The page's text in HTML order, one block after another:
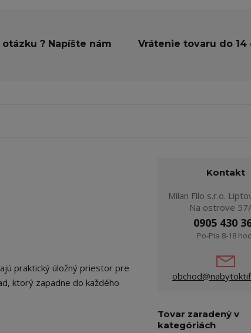
otázku ? Napíšte nám Vrátenie tovaru do 14
praktický úložný priestor pre
ktorý zapadne do každého
Kontakt
Milan Filo s.r.o.
Na ostrove
0905 430
Po-Pia 8-18
Tovar zaradený v
kategóriách